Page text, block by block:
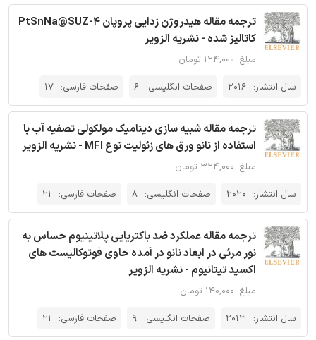
ترجمه مقاله هیدروژن زدایی پروپان PtSnNa@SUZ-4
کاتالیز شده - نشریه الزویر
مبلغ: ۱۲۴,۰۰۰ تومان
سال انتشار: 2016 صفحات انگلیسی: 6 صفحات فارسی: 17
ترجمه مقاله شبیه سازی دینامیک مولکولی تصفیه آب با
استفاده از نانو ورق های زئولیت نوع MFI - نشریه الزویر
مبلغ: ۳۲۴,۰۰۰ تومان
سال انتشار: 2020 صفحات انگلیسی: 8 صفحات فارسی: 21
ترجمه مقاله عملکرد ضد باکتریایی پلاتینیوم حساس به
نور مرئی در ابعاد نانو در آمده حاوی فوتوکالیست های
اکسید تیتانیوم - نشریه الزویر
مبلغ: ۱۴۰,۰۰۰ تومان
سال انتشار: 2013 صفحات انگلیسی: 9 صفحات فارسی: 21